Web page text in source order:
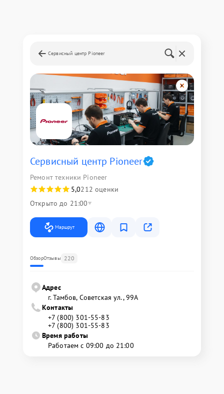
Сервисный центр Pioneer
Сервисный центр Pioneer
Ремонт техники Pioneer
5,0212 оценки
Открыто до 21:00
Маршрут
ОбзорОтзывы 220
Адрес
г. Тамбов, Советская ул., 99А
Контакты
+7 (800) 301-55-83
+7 (800) 301-55-83
Время работы
Работаем с 09:00 до 21:00